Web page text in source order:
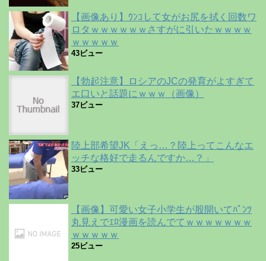
【画像あり】ｳﾝｺして女がお尻を拭く回数ワ
ロタｗｗｗｗｗｗさすがに引いたｗｗｗｗ
ｗｗｗｗｗ
43ビュー
【勃起注意】ロシアのJCの発育がよすぎて
エ口いと話題にｗｗｗ（画像）
37ビュー
陸上部希望JK「えっ…？陸上ってこんなエ
ッチな格好で走るんですか…？」
33ビュー
【画像】可愛い女子小学生が股開いてﾊﾟﾝﾂ
丸見えでｴﾛ漫画を読んでてｗｗｗｗｗｗｗ
ｗｗｗｗｗ
25ビュー